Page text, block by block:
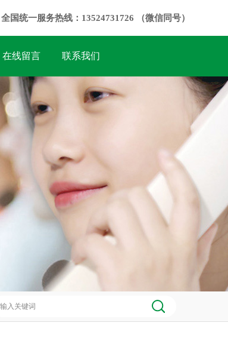
全国统一服务热线：13524731726 （微信同号）
在线留言 联系我们